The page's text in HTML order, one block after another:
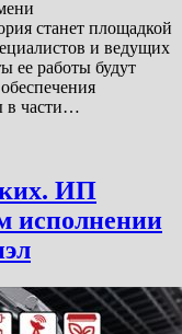
станет площадкой
и ведущих
ее работы будут
в части…
ИП
исполнении